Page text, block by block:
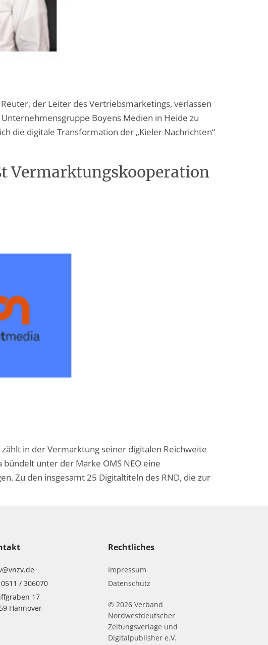
der Leiter des Vertriebsmarketings, verlassen
Boyens Medien in Heide zu
die digitale Transformation der „Kieler Nachrichten“
Vermarktungskooperation
in der Vermarktung seiner digitalen Reichweite
unter der Marke OMS NEO eine
Zu den insgesamt 25 Digitaltiteln des RND, die zur
/ 306070
17
Hannover
Rechtliches
Impressum
Datenschutz
© 2026 Verband
Nordwestdeutscher
Zeitungsverlage und
Digitalpublisher e.V.